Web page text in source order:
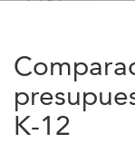
K-12